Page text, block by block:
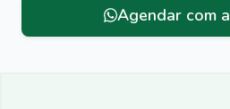
Agendar com